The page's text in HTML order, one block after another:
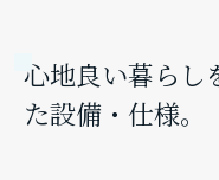
心地良い暮らし
た設備・仕様。